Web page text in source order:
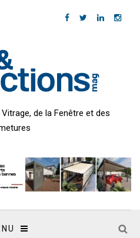
de la Fenêtre et des